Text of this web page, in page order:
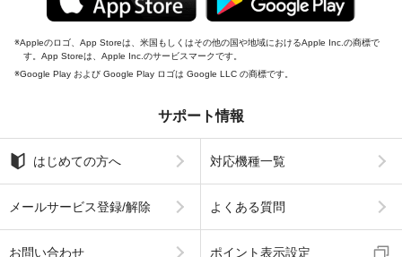
Appleのロゴ、App Storeは、米国もしくはその他の国や地域におけるApple Inc.の商標で
す。App Storeは、Apple Inc.のサービスマークです。
Google Play および Google Play ロゴは Google LLC の商標です。
サポート情報
はじめての方へ 対応機種一覧
メールサービス登録/解除 よくある質問
お問い合わせ ポイント表示設定